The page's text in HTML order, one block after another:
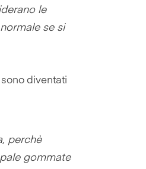
le
se si
diventati
perchè
gommate